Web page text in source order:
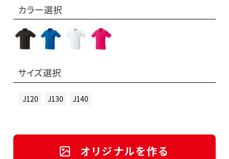
カラー選択
サイズ選択
J120 J130 J140
オリジナルを作る